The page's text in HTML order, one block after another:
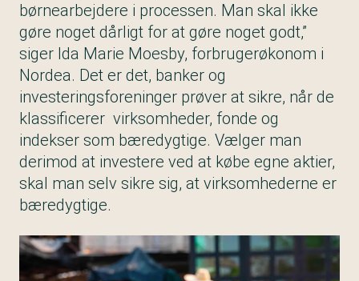
børnearbejdere i processen. Man skal ikke
gøre noget dårligt for at gøre noget godt,”
siger Ida Marie Moesby, forbrugerøkonom i
Nordea. Det er det, banker og
investeringsforeninger prøver at sikre, når de
klassificerer virksomheder, fonde og
indekser som bæredygtige. Vælger man
derimod at investere ved at købe egne aktier,
skal man selv sikre sig, at virksomhederne er
bæredygtige.